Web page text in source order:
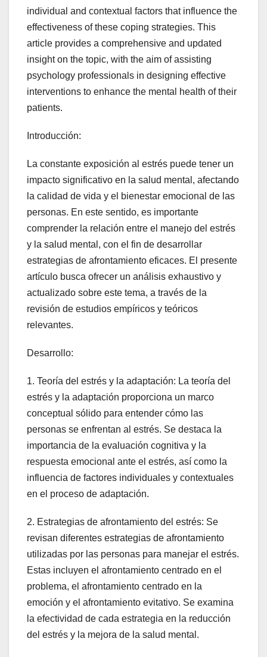
individual and contextual factors that influence the
effectiveness of these coping strategies. This
article provides a comprehensive and updated
insight on the topic, with the aim of assisting
psychology professionals in designing effective
interventions to enhance the mental health of their
patients.
Introducción:
La constante exposición al estrés puede tener un
impacto significativo en la salud mental, afectando
la calidad de vida y el bienestar emocional de las
personas. En este sentido, es importante
comprender la relación entre el manejo del estrés
y la salud mental, con el fin de desarrollar
estrategias de afrontamiento eficaces. El presente
artículo busca ofrecer un análisis exhaustivo y
actualizado sobre este tema, a través de la
revisión de estudios empíricos y teóricos
relevantes.
Desarrollo:
1. Teoría del estrés y la adaptación: La teoría del
estrés y la adaptación proporciona un marco
conceptual sólido para entender cómo las
personas se enfrentan al estrés. Se destaca la
importancia de la evaluación cognitiva y la
respuesta emocional ante el estrés, así como la
influencia de factores individuales y contextuales
en el proceso de adaptación.
2. Estrategias de afrontamiento del estrés: Se
revisan diferentes estrategias de afrontamiento
utilizadas por las personas para manejar el estrés.
Estas incluyen el afrontamiento centrado en el
problema, el afrontamiento centrado en la
emoción y el afrontamiento evitativo. Se examina
la efectividad de cada estrategia en la reducción
del estrés y la mejora de la salud mental.